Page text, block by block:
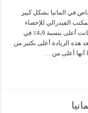
في المانيا بشكل كبير
الفيدرالي للإحصاء
(Destatis) ، أنّ أقساط التأمين الصحي الخاص كانت أعلى بنسبة 4،9٪ في
مما كانت عليه في ديسمبر 2020. وتعد هذه الزيادة أعلى بكثير من